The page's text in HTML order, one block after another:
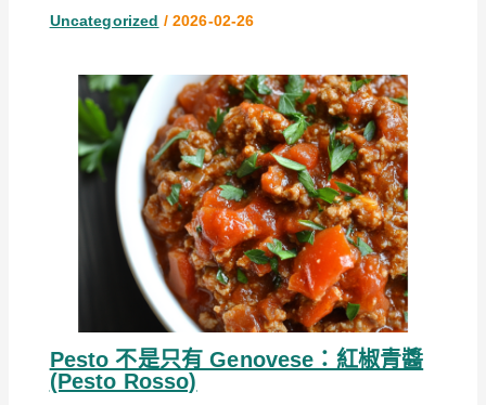
Uncategorized / 2026-02-26
Pesto 不是只有 Genovese：紅椒青醬
(Pesto Rosso)